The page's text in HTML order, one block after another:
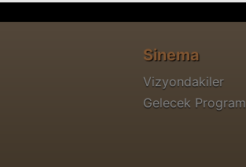
Sinema
Vizyondakiler
Gelecek Program